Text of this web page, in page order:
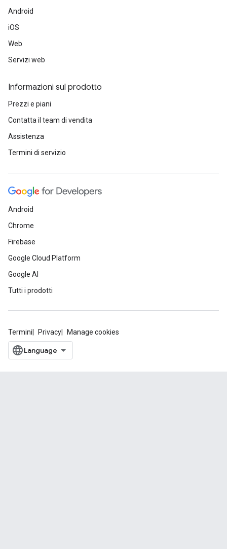
Android
iOS
Web
Servizi web
Informazioni sul prodotto
Prezzi e piani
Contatta il team di vendita
Assistenza
Termini di servizio
Android
Chrome
Firebase
Google Cloud Platform
Google AI
Tutti i prodotti
Termini Privacy Manage cookies